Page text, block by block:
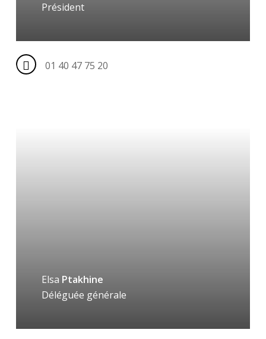
Président
01 40 47 75 20
Elsa Ptakhine
Déléguée générale